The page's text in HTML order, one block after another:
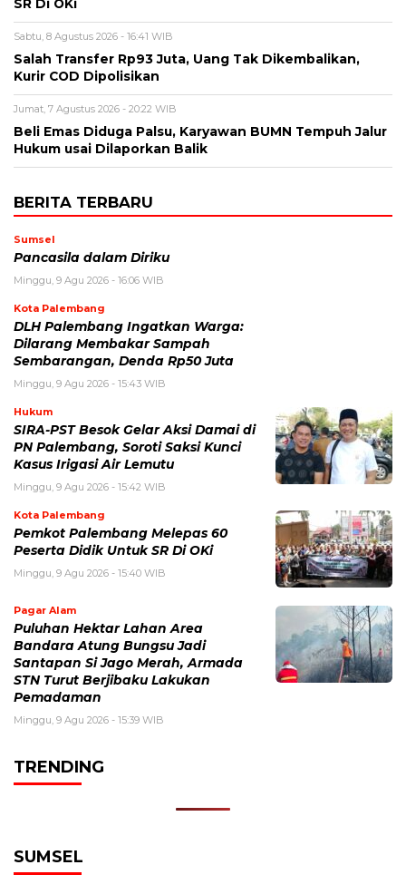
SR Di OKi
Sabtu, 8 Agustus 2026 - 16:41 WIB
Salah Transfer Rp93 Juta, Uang Tak Dikembalikan,
Kurir COD Dipolisikan
Jumat, 7 Agustus 2026 - 20:22 WIB
Beli Emas Diduga Palsu, Karyawan BUMN Tempuh Jalur
Hukum usai Dilaporkan Balik
BERITA TERBARU
Sumsel
Pancasila dalam Diriku
Minggu, 9 Agu 2026 - 16:06 WIB
Kota Palembang
DLH Palembang Ingatkan Warga:
Dilarang Membakar Sampah
Sembarangan, Denda Rp50 Juta
Minggu, 9 Agu 2026 - 15:43 WIB
Hukum
SIRA-PST Besok Gelar Aksi Damai di
PN Palembang, Soroti Saksi Kunci
Kasus Irigasi Air Lemutu
Minggu, 9 Agu 2026 - 15:42 WIB
Kota Palembang
Pemkot Palembang Melepas 60
Peserta Didik Untuk SR Di OKi
Minggu, 9 Agu 2026 - 15:40 WIB
Pagar Alam
Puluhan Hektar Lahan Area
Bandara Atung Bungsu Jadi
Santapan Si Jago Merah, Armada
STN Turut Berjibaku Lakukan
Pemadaman
Minggu, 9 Agu 2026 - 15:39 WIB
TRENDING
SUMSEL